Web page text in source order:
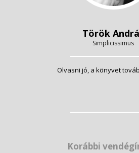
Török
Simplicissimus
Olvasni jó, a könyvet
Korábbi